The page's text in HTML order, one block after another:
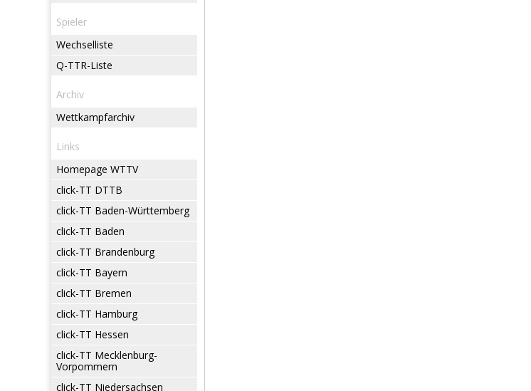
Spieler
Wechselliste
Q-TTR-Liste
Archiv
Wettkampfarchiv
Links
Homepage WTTV
click-TT DTTB
click-TT Baden-Württemberg
click-TT Baden
click-TT Brandenburg
click-TT Bayern
click-TT Bremen
click-TT Hamburg
click-TT Hessen
click-TT Mecklenburg-
Vorpommern
click-TT Niedersachsen